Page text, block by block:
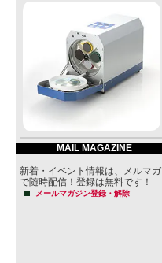
MAIL MAGAZINE
新着・イベント情報は、メルマガ
で随時配信！登録は無料です！
メールマガジン登録・解除